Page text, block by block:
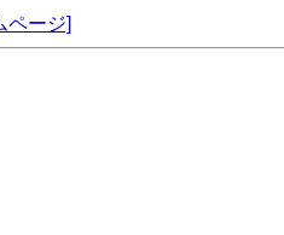
ページ]